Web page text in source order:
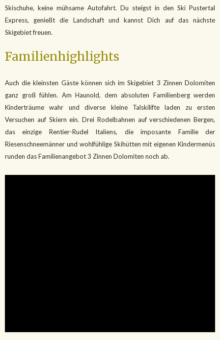
Skischuhe, keine mühsame Autofahrt. Du steigst in den Ski Pustertal
Express, genießt die Landschaft und kannst Dich auf das nächste
Skigebiet freuen.
Familienhighlights
Auch die kleinsten Gäste können sich im Skigebiet 3 Zinnen Dolomiten
ganz groß fühlen. Am Haunold, dem absoluten Familienberg werden
Kinderträume wahr und diverse kleine Talskilifte laden zu ersten
Versuchen auf Skiern ein. Drei Rodelbahnen auf verschiedenen Bergen,
das einzige Rentier-Rudel Italiens, die imposante Familie der
Riesenschneemänner und wohlfühlige Skihütten mit eigenen Kindermenüs
runden das Familienangebot 3 Zinnen Dolomiten noch ab.